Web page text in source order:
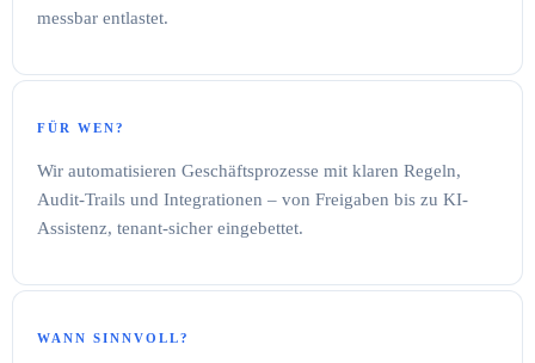
messbar entlastet.
FÜR WEN?
Wir automatisieren Geschäftsprozesse mit klaren Regeln,
Audit-Trails und Integrationen – von Freigaben bis zu KI-
Assistenz, tenant-sicher eingebettet.
WANN SINNVOLL?